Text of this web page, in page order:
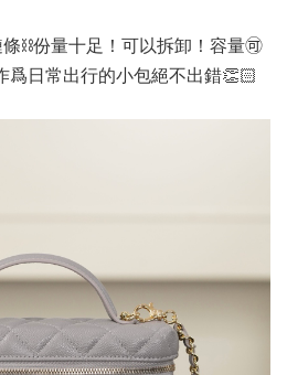
⛓️份量十足！可以拆卸！容量🉑
爲日常出行的小包絕不出錯👏🏻